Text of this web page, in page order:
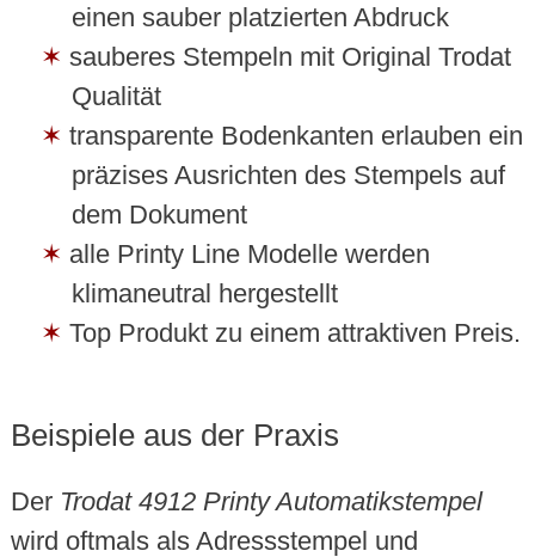
einen sauber platzierten Abdruck
sauberes Stempeln mit Original Trodat
Qualität
transparente Bodenkanten erlauben ein
präzises Ausrichten des Stempels auf
dem Dokument
alle Printy Line Modelle werden
klimaneutral hergestellt
Top Produkt zu einem attraktiven Preis.
Beispiele aus der Praxis
Der Trodat 4912 Printy Automatikstempel
wird oftmals als Adressstempel und